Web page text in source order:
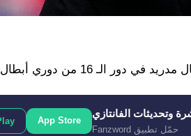
من دوري أبطال أوروبا.
وتحديثات الفانتازي
حمّل تطبيق Fanzword
App Store